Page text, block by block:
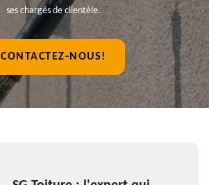
ses chargés de clientèle.
CONTACTEZ-NOUS!